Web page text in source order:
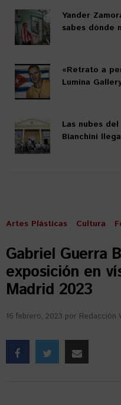
Yander
sabes dónde
«Retrato a
Lumina
Las nubes
Bianchini
Artes Plásticas Cultura
Gabriel Guerra
exposición en
Madrid 2023
16 febrero, 2023 por Redacción